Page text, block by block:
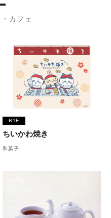
カフェ
B1F
ちいかわ焼き
和菓子